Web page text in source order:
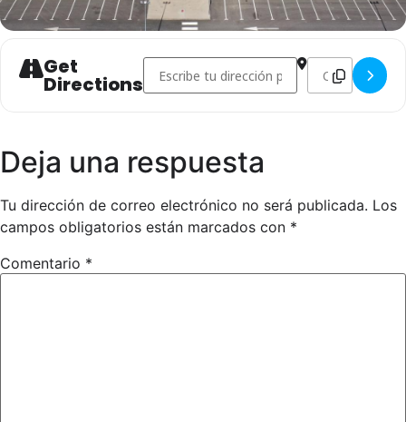
Get
Directions
Address - SEGUNDO PNTD ZONA
Destination
Deja una respuesta
Tu dirección de correo electrónico no será publicada. Los
campos obligatorios están marcados con *
Comentario *